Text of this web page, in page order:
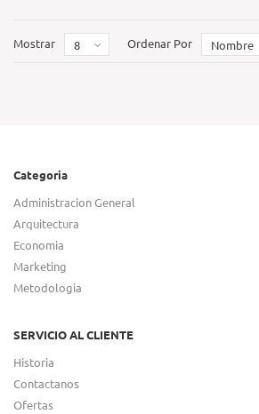
Mostrar 8 Ordenar Por Nombre
Categoria
Administracion General
Arquitectura
Economia
Marketing
Metodologia
SERVICIO AL CLIENTE
Historia
Contactanos
Ofertas